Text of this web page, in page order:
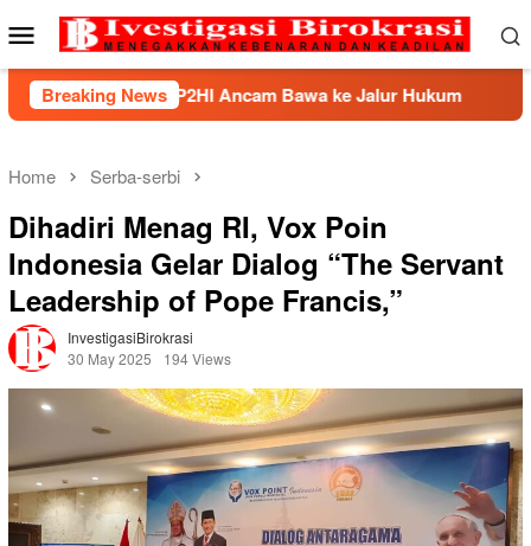
to
Mobile
Menu
Breaking News
Ancam Bawa ke Jalur Hukum Kemnaker
Home Serba-serbi
Dihadiri Menag RI, Vox Poin
Indonesia Gelar Dialog “The Servant
Leadership of Pope Francis,”
InvestigasiBirokrasi
30 May 2025
194 Views